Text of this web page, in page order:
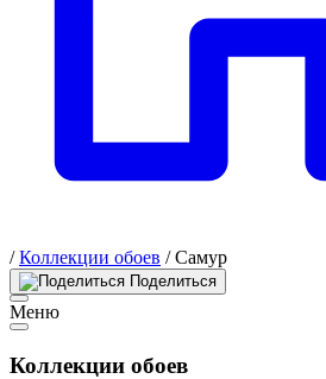
/Коллекции обоев /Самур
Поделиться
Меню
Коллекции обоев